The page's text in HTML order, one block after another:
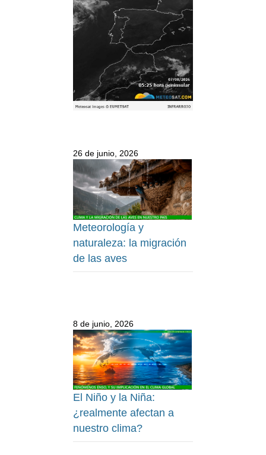
26 de junio, 2026
Meteorología y
naturaleza: la migración
de las aves
8 de junio, 2026
El Niño y la Niña:
¿realmente afectan a
nuestro clima?